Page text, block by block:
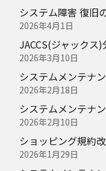
システム障害 復旧
2026年4月1日
JACCS(ジャック
2026年3月10日
システムメンテナ
2026年2月18日
システムメンテナ
2026年2月10日
ショッピング規約
2026年1月29日